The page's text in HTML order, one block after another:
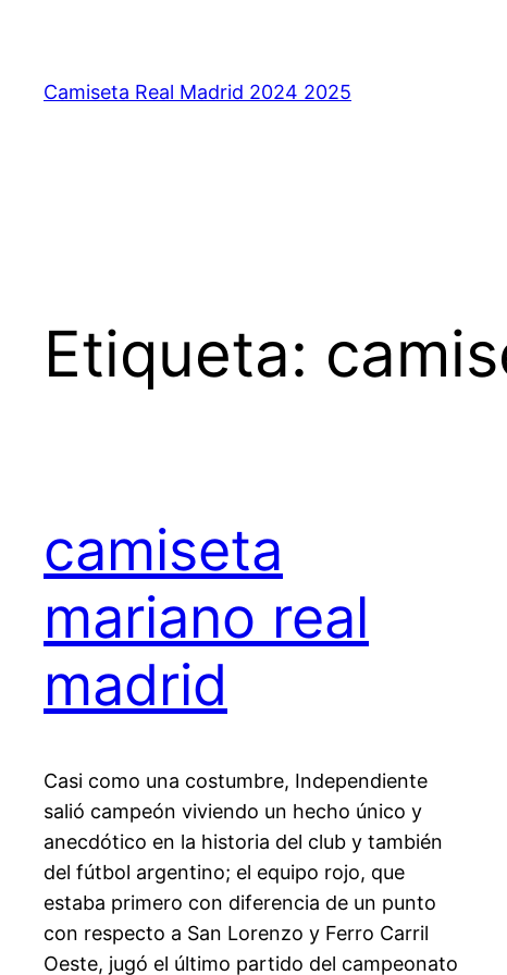
contenido
Camiseta Real Madrid 2024 2025
Etiqueta:
camiseta
mariano real
madrid
Casi como una costumbre, Independiente
salió campeón viviendo un hecho único y
anecdótico en la historia del club y también
del fútbol argentino; el equipo rojo, que
estaba primero con diferencia de un punto
con respecto a San Lorenzo y Ferro Carril
Oeste, jugó el último partido del campeonato